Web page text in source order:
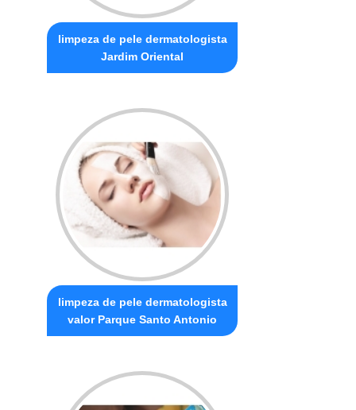
limpeza de pele dermatologista
Jardim Oriental
limpeza de pele dermatologista
valor Parque Santo Antonio